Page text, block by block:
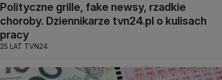
Polityczne grille, fake newsy, rzadkie
choroby. Dziennikarze tvn24.pl o kulisach
pracy
25 LAT TVN24